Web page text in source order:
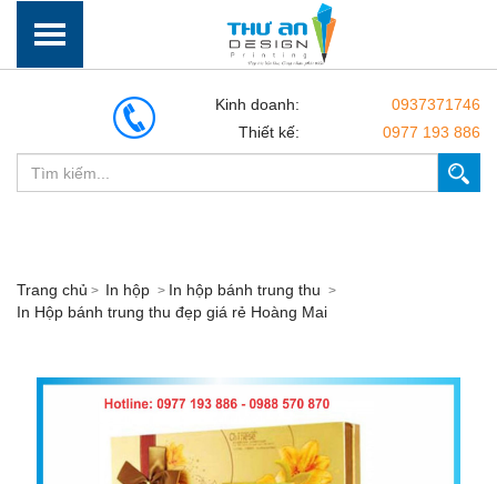
Kinh doanh:
0937371746
Thiết kế:
0977 193 886
Trang chủ In hộp
In hộp bánh trung thu
In Hộp bánh trung thu đẹp giá rẻ Hoàng Mai